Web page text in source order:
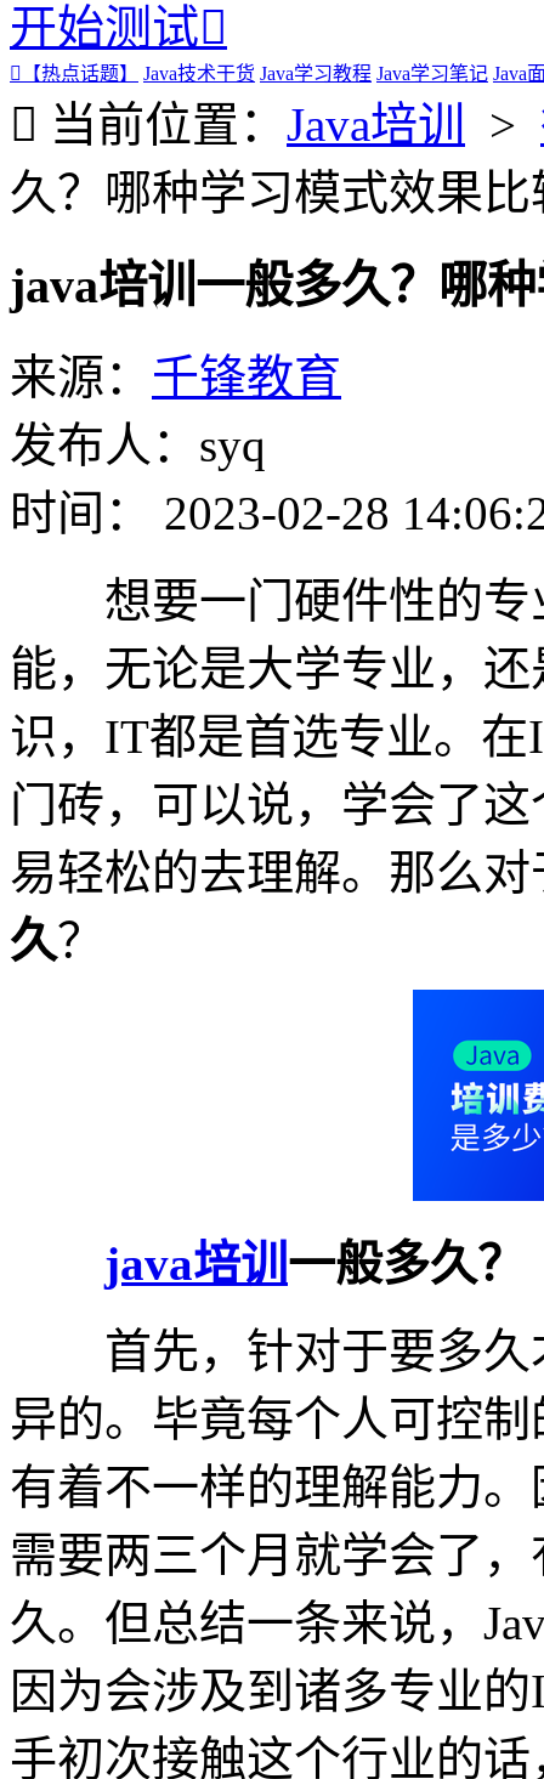
开始测试
【热点话题】 Java技术干货 Java学习教程 Java学习笔记 Java
当前位置： Java培训 >
久？哪种学习模式效果比
java培训一般多久？哪
来源： 千锋教育
发布人：syq
时间： 2023-02-28
想要一门硬件性的专
能，无论是大学专业，
识，IT都是首选专业。
门砖，可以说，学会了
易轻松的去理解。那么
久？
java培训 一般多久？
首先，针对于要多久
异的。毕竟每个人可控
有着不一样的理解能力
需要两三个月就学会了
久。但总结一条来说，
因为会涉及到诸多专业
手初次接触这个行业的